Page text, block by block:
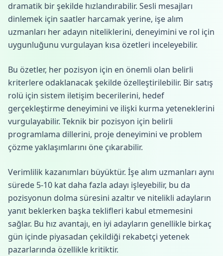
dramatik bir şekilde hızlandırabilir. Sesli mesajları
dinlemek için saatler harcamak yerine, işe alım
uzmanları her adayın niteliklerini, deneyimini ve rol için
uygunluğunu vurgulayan kısa özetleri inceleyebilir.
Bu özetler, her pozisyon için en önemli olan belirli
kriterlere odaklanacak şekilde özelleştirilebilir. Bir satış
rolü için sistem iletişim becerilerini, hedef
gerçekleştirme deneyimini ve ilişki kurma yeteneklerini
vurgulayabilir. Teknik bir pozisyon için belirli
programlama dillerini, proje deneyimini ve problem
çözme yaklaşımlarını öne çıkarabilir.
Verimlilik kazanımları büyüktür. İşe alım uzmanları aynı
sürede 5-10 kat daha fazla adayı işleyebilir, bu da
pozisyonun dolma süresini azaltır ve nitelikli adayların
yanıt beklerken başka teklifleri kabul etmemesini
sağlar. Bu hız avantajı, en iyi adayların genellikle birkaç
gün içinde piyasadan çekildiği rekabetçi yetenek
pazarlarında özellikle kritiktir.